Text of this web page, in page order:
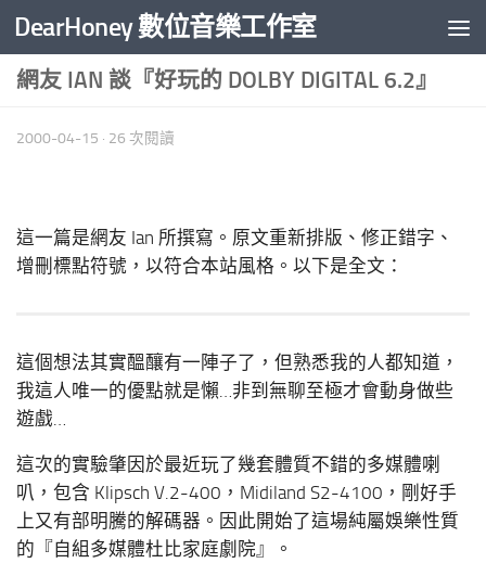
Skip to content
DearHoney 數位音樂工作室
網友 IAN 談『好玩的 DOLBY DIGITAL 6.2』
2000-04-15 · 26 次閱讀
這一篇是網友 Ian 所撰寫。原文重新排版、修正錯字、
增刪標點符號，以符合本站風格。以下是全文：
這個想法其實醞釀有一陣子了，但熟悉我的人都知道，
我這人唯一的優點就是懶…非到無聊至極才會動身做些
遊戲…
這次的實驗肇因於最近玩了幾套體質不錯的多媒體喇
叭，包含 Klipsch V.2-400，Midiland S2-4100，剛好手
上又有部明騰的解碼器。因此開始了這場純屬娛樂性質
的『自組多媒體杜比家庭劇院』。